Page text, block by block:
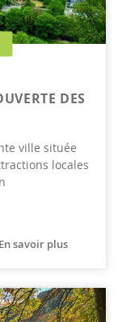
DES
ville située
locales
En savoir plus